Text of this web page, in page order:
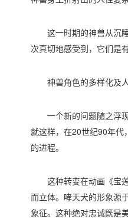
这一时期的神兽从沉
次真切地感受到，它们是
神兽角色的多样化及
一个新的问题随之浮
就这样，在20世纪90年代
的进程。
这种转变在动画《宝
而立体。哮天犬的形象源
象征。这种绝对忠诚既是